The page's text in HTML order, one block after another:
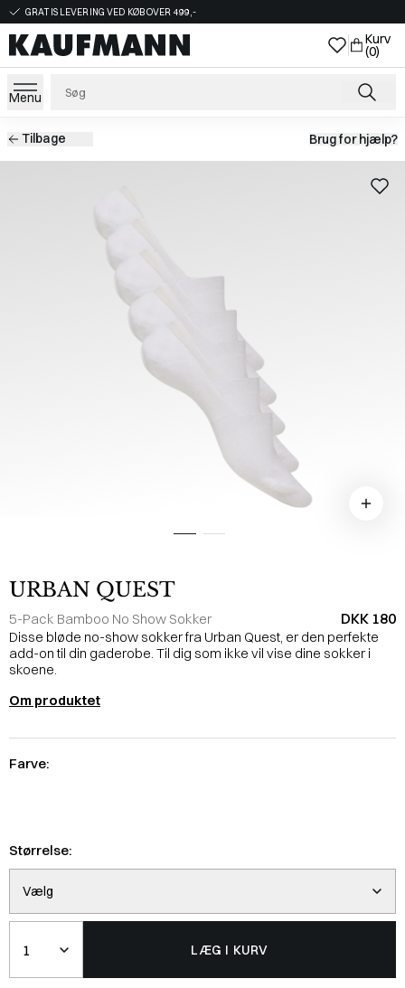
GRATIS LEVERING VED KØB OVER 499,-
Kurv
(0)
Menu
Tilbage Brug for hjælp?
URBAN QUEST
5-Pack Bamboo No Show Sokker DKK 180
Disse bløde no-show sokker fra Urban Quest, er den perfekte
add-on til din gaderobe. Til dig som ikke vil vise dine sokker i
skoene.
Om produktet
Farve:
Størrelse:
Vælg
LÆG I KURV